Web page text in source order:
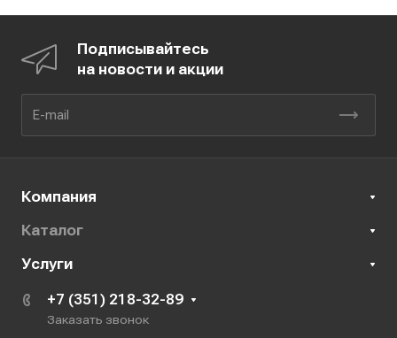
Подписывайтесь
на новости и акции
Компания
Каталог
Услуги
+7 (351) 218-32-89
Заказать звонок